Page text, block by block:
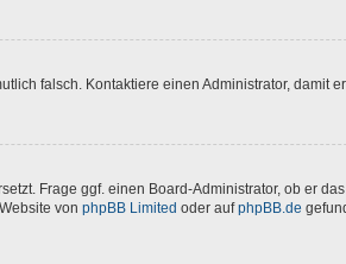
falsch. Kontaktiere einen Administrator, damit
Frage ggf. einen Board-Administrator, ob er
von phpBB Limited oder aufphpBB.de